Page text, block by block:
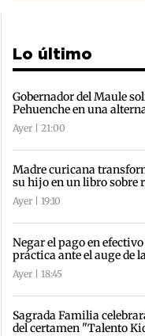
Lo último
Gobernador del Maule
Pehuenche en una
Ayer | 21:00
Madre curicana
su hijo en un libro sobre
Ayer | 19:10
Negar el pago en
práctica ante el auge de
Ayer | 18:45
Sagrada Familia
del certamen "Talento